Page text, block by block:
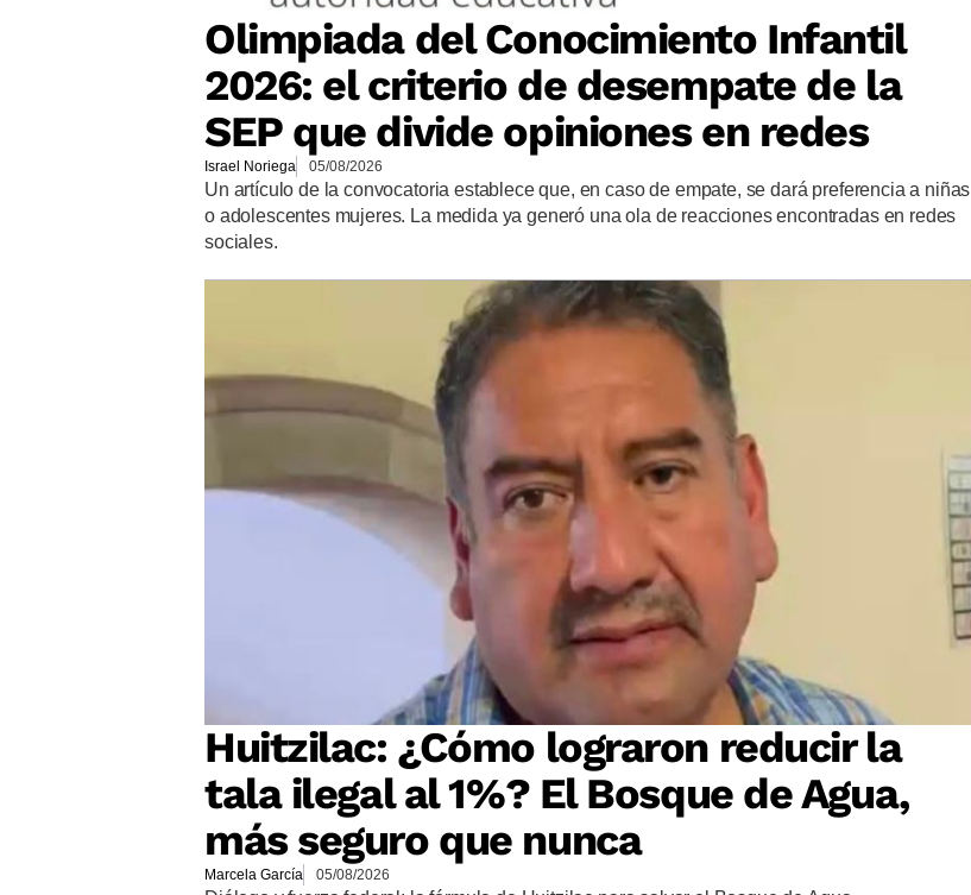
Olimpiada del Conocimiento Infantil
2026: el criterio de desempate de la
SEP que divide opiniones en redes
Israel Noriega 05/08/2026
Un artículo de la convocatoria establece que, en caso de empate, se dará preferencia a niñas
o adolescentes mujeres. La medida ya generó una ola de reacciones encontradas en redes
sociales.
Huitzilac: ¿Cómo lograron reducir la
tala ilegal al 1%? El Bosque de Agua,
más seguro que nunca
Marcela García 05/08/2026